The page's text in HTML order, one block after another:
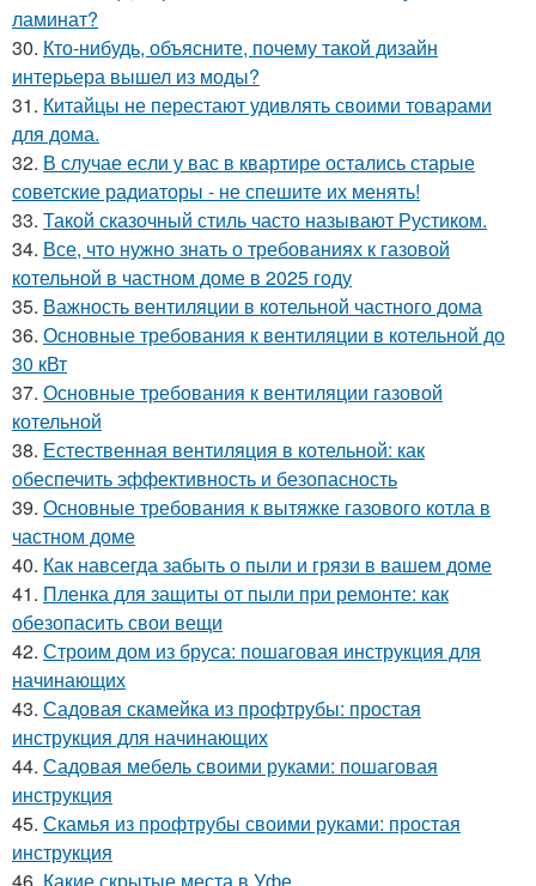
ламинат?
30. Кто-нибудь, объясните, почему такой дизайн
интерьера вышел из моды?
31. Китайцы не перестают удивлять своими товарами
для дома.
32. В случае если у вас в квартире остались старые
советские радиаторы - не спешите их менять!
33. Такой сказочный стиль часто называют Рустиком.
34. Все, что нужно знать о требованиях к газовой
котельной в частном доме в 2025 году
35. Важность вентиляции в котельной частного дома
36. Основные требования к вентиляции в котельной до
30 кВт
37. Основные требования к вентиляции газовой
котельной
38. Естественная вентиляция в котельной: как
обеспечить эффективность и безопасность
39. Основные требования к вытяжке газового котла в
частном доме
40. Как навсегда забыть о пыли и грязи в вашем доме
41. Пленка для защиты от пыли при ремонте: как
обезопасить свои вещи
42. Строим дом из бруса: пошаговая инструкция для
начинающих
43. Садовая скамейка из профтрубы: простая
инструкция для начинающих
44. Садовая мебель своими руками: пошаговая
инструкция
45. Скамья из профтрубы своими руками: простая
инструкция